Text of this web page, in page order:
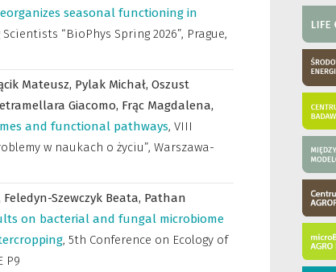
seasonal functioning in
“BioPhys Spring 2026”, Prague,
Mateusz, Pylak Michał, Oszust
Giacomo, Frąc Magdalena,
and functional pathways, VIII
w naukach o życiu”, Warszawa-
Feledyn-Szewczyk Beata, Pathan
on bacterial and fungal microbiome
, 5th Conference on Ecology of
P9